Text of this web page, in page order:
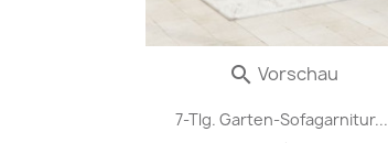
7-Tlg. Garten-Sofagarnitur...
 Vorschau